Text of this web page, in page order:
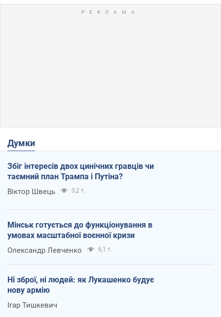
Думки
Збіг інтересів двох цинічних гравців чи
таємний план Трампа і Путіна?
Віктор Швець 3,2 т.
Мінськ готується до функціонування в
умовах масштабної воєнної кризи
Олександр Левченко 6,1 т.
Ні зброї, ні людей: як Лукашенко будує
нову армію
Ігар Тишкевич